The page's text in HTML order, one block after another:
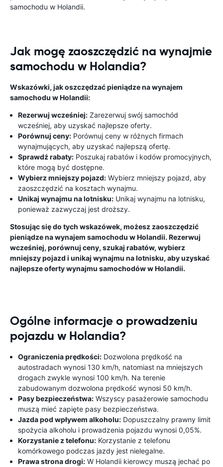
samochodu w Holandii.
Jak mogę zaoszczędzić na wynajmie
samochodu w Holandia?
Wskazówki, jak oszczędzać pieniądze na wynajem
samochodu w Holandii:
Rezerwuj wcześniej: Zarezerwuj swój samochód
wcześniej, aby uzyskać najlepsze oferty.
Porównuj ceny: Porównuj ceny w różnych firmach
wynajmujących, aby uzyskać najlepszą ofertę.
Sprawdź rabaty: Poszukaj rabatów i kodów promocyjnych,
które mogą być dostępne.
Wybierz mniejszy pojazd: Wybierz mniejszy pojazd, aby
zaoszczędzić na kosztach wynajmu.
Unikaj wynajmu na lotnisku: Unikaj wynajmu na lotnisku,
ponieważ zazwyczaj jest droższy.
Stosując się do tych wskazówek, możesz zaoszczędzić
pieniądze na wynajem samochodu w Holandii. Rezerwuj
wcześniej, porównuj ceny, szukaj rabatów, wybierz
mniejszy pojazd i unikaj wynajmu na lotnisku, aby uzyskać
najlepsze oferty wynajmu samochodów w Holandii.
Ogólne informacje o prowadzeniu
pojazdu w Holandia?
Ograniczenia prędkości: Dozwolona prędkość na
autostradach wynosi 130 km/h, natomiast na mniejszych
drogach zwykle wynosi 100 km/h. Na terenie
zabudowanym dozwolona prędkość wynosi 50 km/h.
Pasy bezpieczeństwa: Wszyscy pasażerowie samochodu
muszą mieć zapięte pasy bezpieczeństwa.
Jazda pod wpływem alkoholu: Dopuszczalny prawny limit
spożycia alkoholu i prowadzenia pojazdu wynosi 0,05%.
Korzystanie z telefonu: Korzystanie z telefonu
komórkowego podczas jazdy jest nielegalne.
Prawa strona drogi: W Holandii kierowcy muszą jechać po